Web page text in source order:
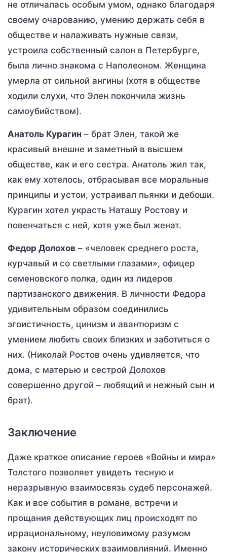
не отличалась особым умом, однако благодаря
своему очарованию, умению держать себя в
обществе и налаживать нужные связи,
устроила собственный салон в Петербурге,
была лично знакома с Наполеоном. Женщина
умерла от сильной ангины (хотя в обществе
ходили слухи, что Элен покончила жизнь
самоубийством).
Анатоль Курагин – брат Элен, такой же
красивый внешне и заметный в высшем
обществе, как и его сестра. Анатоль жил так,
как ему хотелось, отбрасывая все моральные
принципы и устои, устраивал пьянки и дебоши.
Курагин хотел украсть Наташу Ростову и
повенчаться с ней, хотя уже был женат.
Федор Долохов – «человек среднего роста,
курчавый и со светлыми глазами», офицер
семеновского полка, один из лидеров
партизанского движения. В личности Федора
удивительным образом соединились
эгоистичность, цинизм и авантюризм с
умением любить своих близких и заботиться о
них. (Николай Ростов очень удивляется, что
дома, с матерью и сестрой Долохов
совершенно другой – любящий и нежный сын и
брат).
Заключение
Даже краткое описание героев «Войны и мира»
Толстого позволяет увидеть тесную и
неразрывную взаимосвязь судеб персонажей.
Как и все события в романе, встречи и
прощания действующих лиц происходят по
иррациональному, неуловимому разумом
закону исторических взаимовлияний. Именно